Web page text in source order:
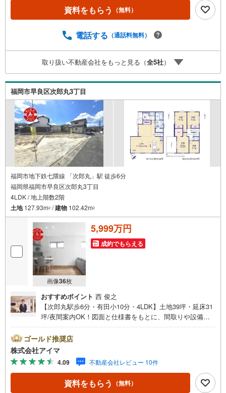
ングも備えます。■防犯対策留守中も夜も頼れる防犯設備で
す。複製されにくいディンプルキー。玄関は2ヶ所施錠のダ
犯シャッター・シャッター・雨戸も備えます。■アイマのサ
の返済プランもご用意平日も夜間もご見学OK/ご自宅・最
寄り駅まで送迎無料/オンライン相談OK「見るだけ」「ロ
ーン相談だけ」でも歓迎します他社でローンが難しいと言
われた方、転職後で審査にご不安の方もご相談ください
資料をもらう （無料）
電話する （通話料無料）
取り扱い不動産会社をもっと見る（全5社）
福岡市早良区次郎丸3丁目
福岡市地下鉄七隈線 「次郎丸」駅 徒歩6分
福岡県福岡市早良区次郎丸3丁目
4LDK / 地上階数2階
土地127.93m2 /建物 102.42m2
画像36枚
5,999万円
成約でもらえる
おすすめポイント 西 俊之
【次郎丸駅歩6分・有田小10分・4LDK】土地39坪・延床31
坪/夜間案内OK！図面と仕様書をもとに、間取りや設備を
K・LDK20帖以上。土地約39坪・延床約31坪と、暮らしの
広さを数字でご確認いただけます。■品質・保証住まいの品
質を支える裏付けです。基礎は面で支えるベタ基礎。地盤
調査を実施済み。築2年以内の新しい住まい。ほかに外壁サ
イディングも備えます。■防犯対策留守中も夜も頼れる防犯
設備です。複製されにくいディンプルキー。玄関は2ヶ所施
ゴールド推奨店
株式会社アイマ
4.09 不動産会社レビュー 10件
資料をもらう （無料）